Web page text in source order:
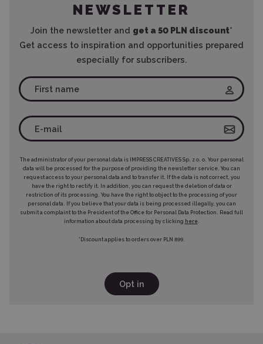
NEWSLETTER
Join the newsletter and get a 50 PLN discount*
Get access to inspiration and opportunities prepared
especially for subscribers.
The administrator of your personal data is IMPRESS CREATIVES Sp. z o. o. Your personal
data will be processed for the purpose of providing the newsletter service. You can
request access to your personal data and to transfer it. If the data is not correct, you
have the right to rectify it. In addition, you can request the deletion of data or
restriction of its processing. You have the right to object to the processing of your
personal data. If you believe that your data is being processed illegally, you can
submit a complaint to the President of the Office for Personal Data Protection. Read full
information about data processing by clicking here.
*Discount applies to orders over PLN 899.
Opt in